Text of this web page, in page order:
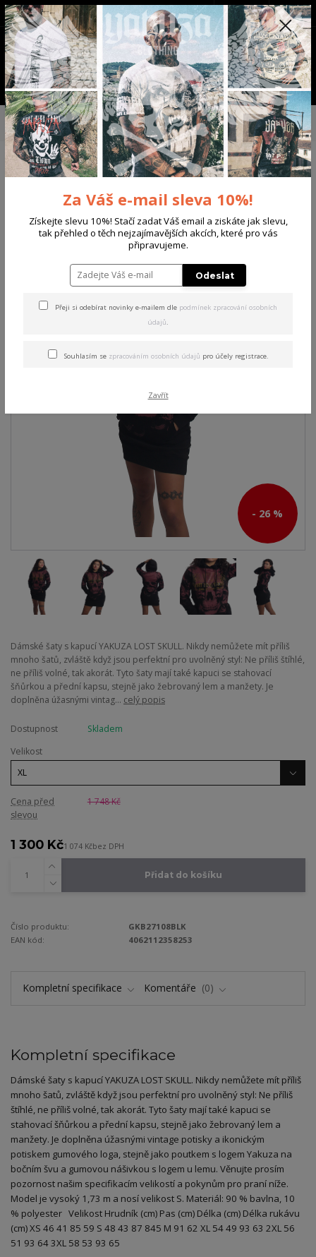
Menu
CZK
+420 702 136 620 (Po-Ne, 8-20 hod.)
0
0 Kč
Úvod DÁMSKÉ ŠATY
Yakuza dámské šaty Lost Skull Sweat Dress
black XL
Yakuza dámské šaty Lost
Skull Sweat Dress black XL
- 26 %
Dámské šaty s kapucí YAKUZA LOST SKULL. Nikdy nemůžete mít příliš
mnoho šatů, zvláště když jsou perfektní pro uvolněný styl: Ne příliš štíhlé,
ne příliš volné, tak akorát. Tyto šaty mají také kapuci se stahovací
šňůrkou a přední kapsu, stejně jako žebrovaný lem a manžety. Je
doplněna úžasnými vintag... celý popis
Dostupnost
Skladem
Velikost
Cena před
slevou
1 748 Kč
1 300 Kč1 074 Kčbez DPH
Přidat do košíku
Číslo produktu:
GKB27108BLK
EAN kód:
4062112358253
Kompletní specifikace Komentáře 0
Kompletní specifikace
Dámské šaty s kapucí YAKUZA LOST SKULL. Nikdy nemůžete mít příliš
mnoho šatů, zvláště když jsou perfektní pro uvolněný styl: Ne příliš
štíhlé, ne příliš volné, tak akorát. Tyto šaty mají také kapuci se
stahovací šňůrkou a přední kapsu, stejně jako žebrovaný lem a
manžety. Je doplněna úžasnými vintage potisky a ikonickým
potiskem gumového loga, stejně jako poutkem s logem Yakuza na
bočním švu a gumovou nášivkou s logem u lemu. Věnujte prosím
pozornost našim specifikacím velikostí a pokynům pro praní níže.
Model je vysoký 1,73 m a nosí velikost S. Materiál: 90 % bavlna, 10
% polyester Velikost Hrudník (cm) Pas (cm) Délka (cm) Délka rukávu
(cm) XS 46 41 85 59 S 48 43 87 845 M 91 62 XL 54 49 93 63 2XL 56
51 93 64 3XL 58 53 93 65
Za Váš e-mail sleva 10%!
Získejte slevu 10%! Stačí zadat Váš email a ziskáte jak slevu,
tak přehled o těch nejzajímavějších akcích, které pro vás
připravujeme.
Odeslat
Přeji si odebírat novinky e-mailem dle podmínek zpracování osobních
údajů.
Souhlasím se zpracováním osobních údajů pro účely registrace.
Zavřít